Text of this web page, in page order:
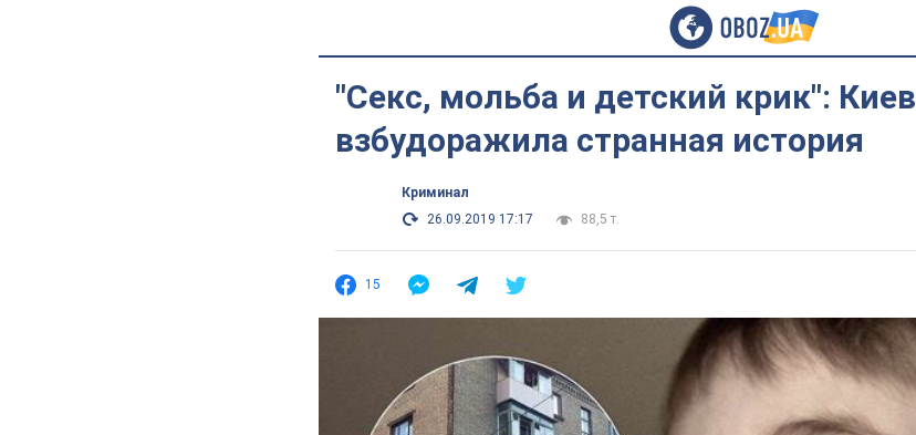
"Секс, мольба и детский крик": Киев
взбудоражила странная история
Криминал
26.09.2019 17:17
88,5 т.
15